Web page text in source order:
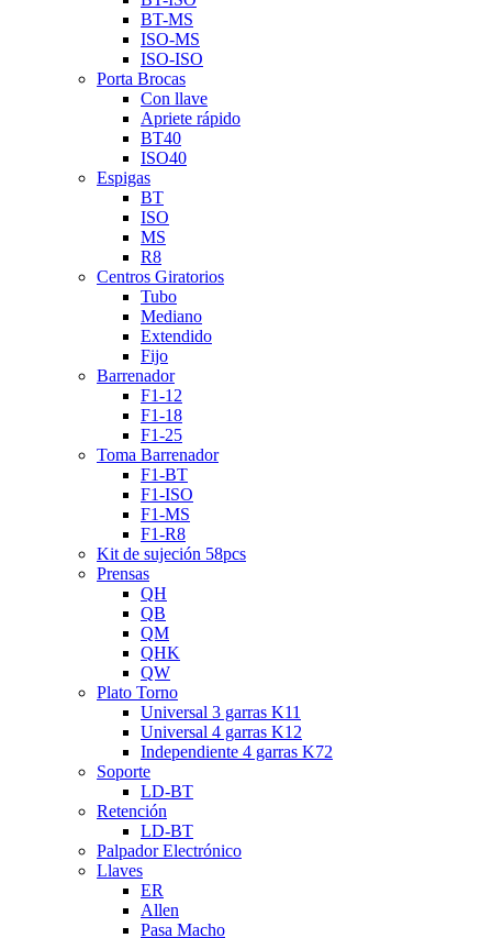
BT-MS
ISO-MS
ISO-ISO
Porta Brocas
Con llave
Apriete rápido
BT40
ISO40
Espigas
BT
ISO
MS
R8
Centros Giratorios
Tubo
Mediano
Extendido
Fijo
Barrenador
F1-12
F1-18
F1-25
Toma Barrenador
F1-BT
F1-ISO
F1-MS
F1-R8
Kit de sujeción 58pcs
Prensas
QH
QB
QM
QHK
QW
Plato Torno
Universal 3 garras K11
Universal 4 garras K12
Independiente 4 garras K72
Soporte
LD-BT
Retención
LD-BT
Palpador Electrónico
Llaves
ER
Allen
Pasa Macho